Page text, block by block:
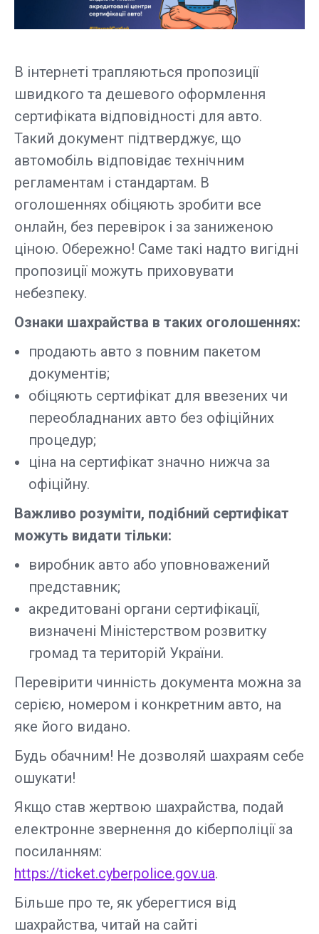
В інтернеті трапляються пропозиції
швидкого та дешевого оформлення
сертифіката відповідності для авто.
Такий документ підтверджує, що
автомобіль відповідає технічним
регламентам і стандартам. В
оголошеннях обіцяють зробити все
онлайн, без перевірок і за заниженою
ціною. Обережно! Саме такі надто вигідні
пропозиції можуть приховувати
небезпеку.
Ознаки шахрайства в таких оголошеннях:
продають авто з повним пакетом
документів;
обіцяють сертифікат для ввезених чи
переобладнаних авто без офіційних
процедур;
ціна на сертифікат значно нижча за
офіційну.
Важливо розуміти, подібний сертифікат
можуть видати тільки:
виробник авто або уповноважений
представник;
акредитовані органи сертифікації,
визначені Міністерством розвитку
громад та територій України.
Перевірити чинність документа можна за
серією, номером і конкретним авто, на
яке його видано.
Будь обачним! Не дозволяй шахраям себе
ошукати!
Якщо став жертвою шахрайства, подай
електронне звернення до кіберполіції за
посиланням:
https://ticket.cyberpolice.gov.ua.
Більше про те, як уберегтися від
шахрайства, читай на сайті